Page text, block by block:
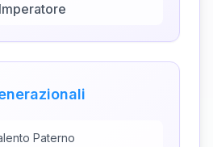
Imperatore
Paterno